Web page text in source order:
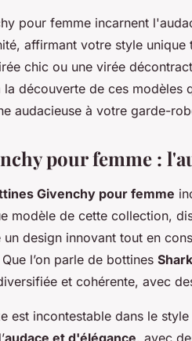
femme :
pour femme incarnent
affirmant votre style
chic ou une virée
découverte de ces modèles
audacieuse à votre garde-
pour femme :
Givenchy pour femme
modèle de cette collection,
design innovant tout en
l’on parle de bottines
et cohérente, avec
est incontestable dans le
audace et d'élégance, avec